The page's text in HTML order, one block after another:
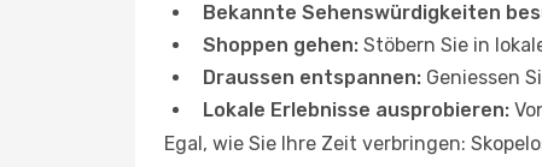
Bekannte Sehenswürdigkeiten
Shoppen gehen: Stöbern Sie in
Draussen entspannen: Geniessen
Lokale Erlebnisse ausprobieren:
Egal, wie Sie Ihre Zeit verbringen: